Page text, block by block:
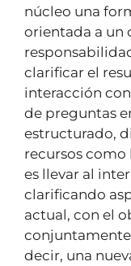
núcleo una
orientada a un
clarificar el
interacción
de preguntas
estructurado,
recursos
es llevar al
clarificando
actual, con el
conjuntamente
decir, una